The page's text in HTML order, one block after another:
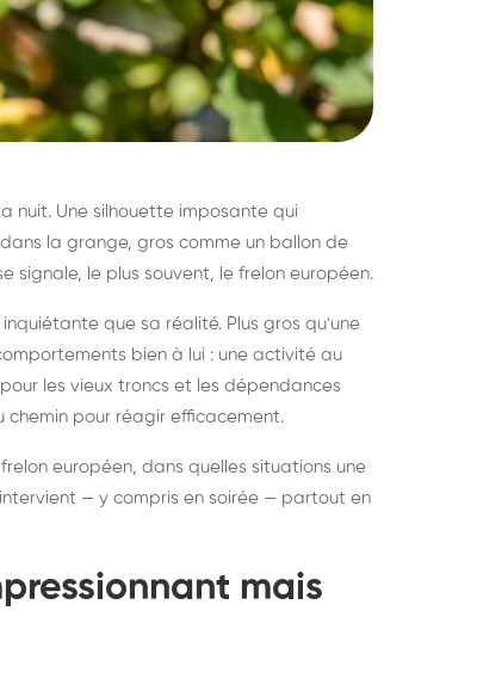
: éliminer
rats et
en France
nuit. Une silhouette imposante qui
la grange, gros comme un ballon de
signale, le plus souvent, le frelon européen.
que sa réalité. Plus gros qu'une
bien à lui : une activité au
les vieux troncs et les dépendances
chemin pour réagir efficacement.
européen, dans quelles situations une
— y compris en soirée — partout en
mais